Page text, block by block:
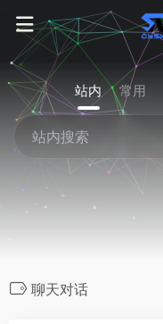
站内 常用
聊天对话